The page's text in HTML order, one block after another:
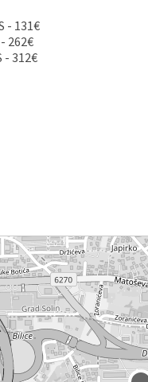
- 131€
- 262€
- 312€